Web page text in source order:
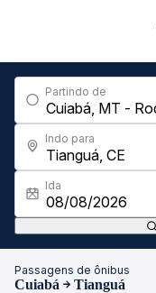
Partindo de
Indo para
Ida
Passagens de ônibus
Cuiabá Tianguá